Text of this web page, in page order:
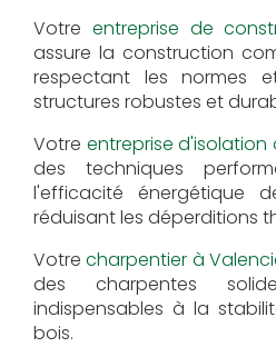
Votre entreprise de
assure la construction
respectant les normes
structures robustes et
Votre entreprise d'isolation
des techniques
l'efficacité énergétique
réduisant les déperditions
Votrecharpentier à
des charpentes
indispensables à la
bois.